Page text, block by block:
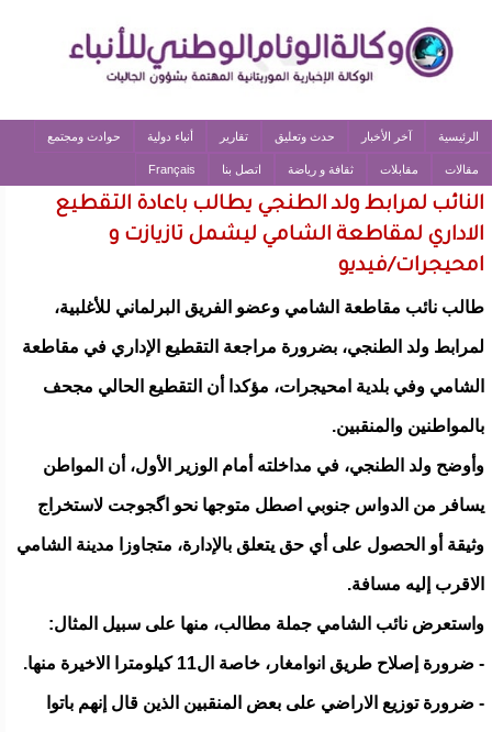
الرئيسية آخر الأخبار حدث وتعليق تقارير أنباء دولية حوادث ومجتمع
مقالات مقابلات ثقافة و رياضة اتصل بنا Français
النائب لمرابط ولد الطنجي يطالب باعادة التقطيع
الاداري لمقاطعة الشامي ليشمل تازيازت و
امحيجرات/فيديو
طالب نائب مقاطعة الشامي وعضو الفريق البرلماني للأغلبية،
لمرابط ولد الطنجي، بضرورة مراجعة التقطيع الإداري في مقاطعة
الشامي وفي بلدية امحيجرات، مؤكدا أن التقطيع الحالي مجحف
بالمواطنين والمنقبين.
وأوضح ولد الطنجي، في مداخلته أمام الوزير الأول، أن المواطن
يسافر من الدواس جنوبي اصطل متوجها نحو اگجوجت لاستخراج
وثيقة أو الحصول على أي حق يتعلق بالإدارة، متجاوزا مدينة الشامي
الاقرب إليه مسافة.
واستعرض نائب الشامي جملة مطالب، منها على سبيل المثال:
- ضرورة إصلاح طريق انوامغار، خاصة ال11 كيلومترا الاخيرة منها.
- ضرورة توزيع الاراضي على بعض المنقبين الذين قال إنهم باتوا